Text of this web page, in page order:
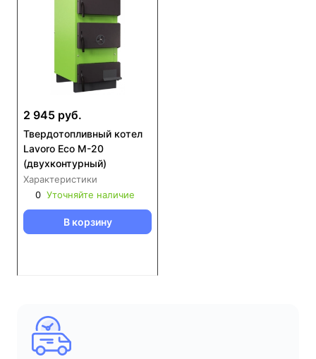
2 945 руб.
Твердотопливный котел
Lavoro Eco M-20
(двухконтурный)
Характеристики
0 Уточняйте наличие
В корзину